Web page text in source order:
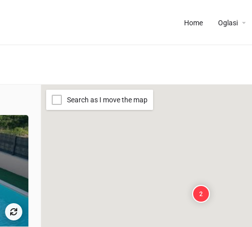
Home Oglasi
2
Search as I move the map